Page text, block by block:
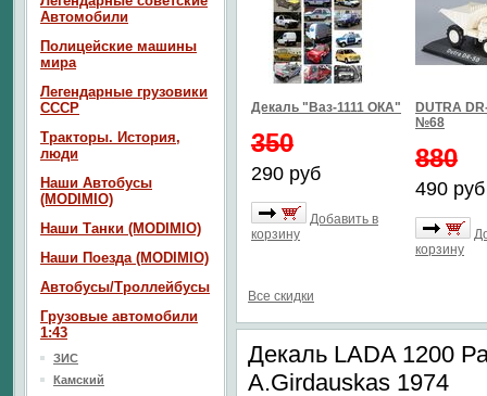
Декаль "Ваз-1111 ОКА"
350
290 руб
Добавить в
корзину
DUTRA
№68
880
490 руб
корзину
Все скидки
Декаль LADA 1200
A.Girdauskas 1974
Автомобили
Полицейские машины
мира
Легендарные грузовики
СССР
Тракторы. История,
люди
Наши Автобусы
(MODIMIO)
Наши Танки (MODIMIO)
Наши Поезда (MODIMIO)
Автобусы/Троллейбусы
Грузовые автомобили
1:43
ЗИС
Камский